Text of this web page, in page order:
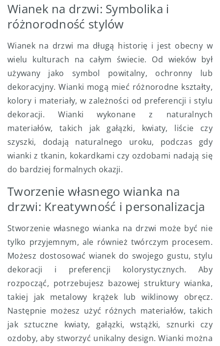
Wianek na drzwi: Symbolika i
różnorodność stylów
Wianek na drzwi ma długą historię i jest obecny w
wielu kulturach na całym świecie. Od wieków był
używany jako symbol powitalny, ochronny lub
dekoracyjny. Wianki mogą mieć różnorodne kształty,
kolory i materiały, w zależności od preferencji i stylu
dekoracji. Wianki wykonane z naturalnych
materiałów, takich jak gałązki, kwiaty, liście czy
szyszki, dodają naturalnego uroku, podczas gdy
wianki z tkanin, kokardkami czy ozdobami nadają się
do bardziej formalnych okazji.
Tworzenie własnego wianka na
drzwi: Kreatywność i personalizacja
Stworzenie własnego wianka na drzwi może być nie
tylko przyjemnym, ale również twórczym procesem.
Możesz dostosować wianek do swojego gustu, stylu
dekoracji i preferencji kolorystycznych. Aby
rozpocząć, potrzebujesz bazowej struktury wianka,
takiej jak metalowy krążek lub wiklinowy obręcz.
Następnie możesz użyć różnych materiałów, takich
jak sztuczne kwiaty, gałązki, wstążki, sznurki czy
ozdoby, aby stworzyć unikalny design. Wianki można